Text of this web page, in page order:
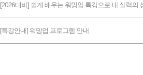
[2026대비] 쉽게 배우는 워밍업 특강으로 내 실력의
[특강안내] 워밍업 프로그램 안내